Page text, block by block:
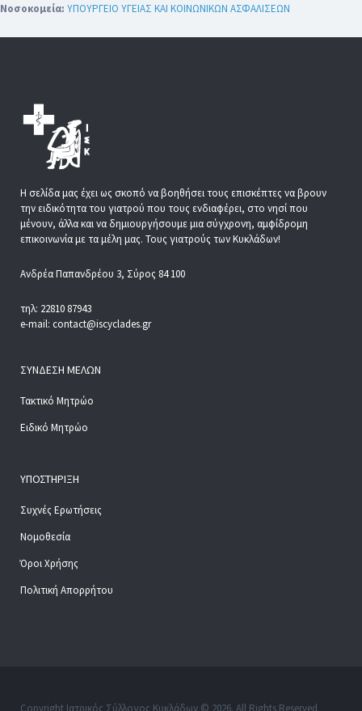
Νοσοκομεία: ΥΠΟΥΡΓΕΙΟ ΥΓΕΙΑΣ ΚΑΙ ΚΟΙΝΩΝΙΚΩΝ ΑΣΦΑΛΙΣΕΩΝ
Η σελίδα μας έχει ως σκοπό να βοηθήσει τους επισκέπτες να βρουν
την ειδικότητα του γιατρού που τους ενδιαφέρει, στο νησί που
μένουν, άλλα και να δημιουργήσουμε μια σύγχρονη, αμφίδρομη
επικοινωνία με τα μέλη μας. Τους γιατρούς των Κυκλάδων!
Ανδρέα Παπανδρέου 3, Σύρος 84 100
τηλ: 22810 87943
e-mail: contact@iscyclades.gr
ΣΎΝΔΕΣΗ ΜΕΛΏΝ
Τακτικό Μητρώο
Ειδικό Μητρώο
ΥΠΟΣΤΉΡΙΞΗ
Συχνές Ερωτήσεις
Νομοθεσία
Όροι Χρήσης
Πολιτική Απορρήτου
Copyright Ιατρικός Σύλλογος Κυκλάδων © 2026. All Rights Reserved